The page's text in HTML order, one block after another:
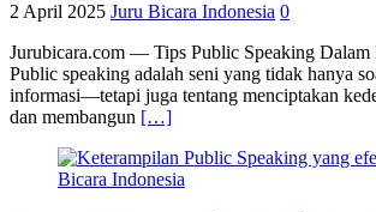
2 April 2025 Juru Bicara Indonesia 0
Jurubicara.com — Tips Public Speaking Dalam
Public speaking adalah seni yang tidak hanya
informasi—tetapi juga tentang menciptakan
dan membangun […]